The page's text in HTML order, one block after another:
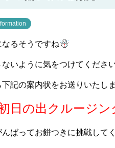
るそうですね
いように気をつけてくださ
記の案内状をお送りいたし
初日の出クルージン
ばってお餅つきに挑戦して